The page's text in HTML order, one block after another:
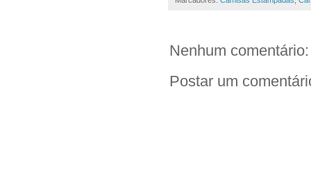
Nenhum comentário:
Postar um